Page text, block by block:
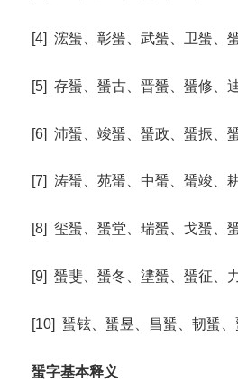
[4] 浤蜑、彰蜑、武蜑、卫蜑、
[5] 存蜑、蜑古、晋蜑、蜑修、
[6] 沛蜑、竣蜑、蜑政、蜑振、
[7] 涛蜑、苑蜑、中蜑、蜑竣、
[8] 玺蜑、蜑堂、瑞蜑、戈蜑、
[9] 蜑斐、蜑冬、堻蜑、蜑征、
[10] 蜑铉、蜑昱、昌蜑、韧蜑
蜑字基本释义